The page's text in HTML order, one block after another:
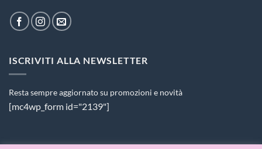
ISCRIVITI ALLA NEWSLETTER
Resta sempre aggiornato su promozioni e novità
[mc4wp_form id="2139"]